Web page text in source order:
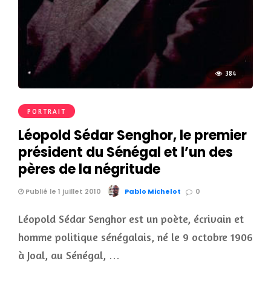
384
PORTRAIT
Léopold Sédar Senghor, le premier
président du Sénégal et l’un des
pères de la négritude
Publié le 1 juillet 2010 Pablo Michelot 0
Léopold Sédar Senghor est un poète, écrivain et
homme politique sénégalais, né le 9 octobre 1906
à Joal, au Sénégal, …